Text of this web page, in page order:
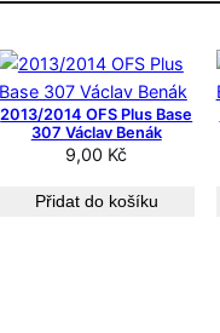
2013/2014 OFS Plus Base
307 Václav Benák
9,00 Kč
Přidat do košíku